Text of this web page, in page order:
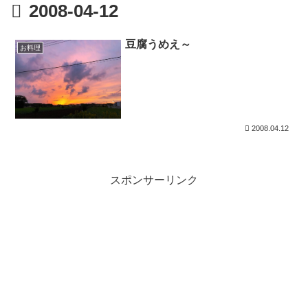
2008-04-12
お料理 豆腐うめえ～
2008.04.12
スポンサーリンク